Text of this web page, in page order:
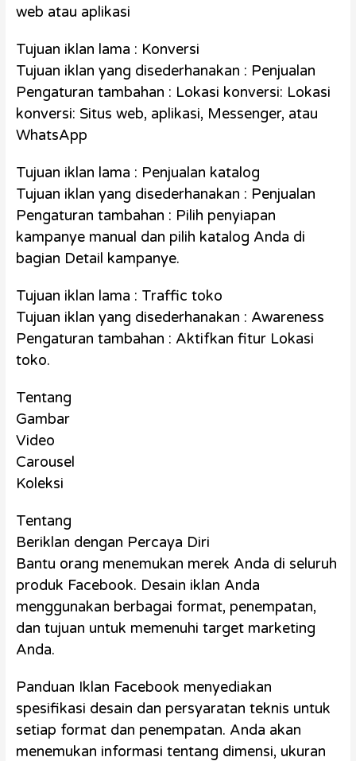
web atau aplikasi
Tujuan iklan lama : Konversi
Tujuan iklan yang disederhanakan : Penjualan
Pengaturan tambahan : Lokasi konversi: Lokasi
konversi: Situs web, aplikasi, Messenger, atau
WhatsApp
Tujuan iklan lama : Penjualan katalog
Tujuan iklan yang disederhanakan : Penjualan
Pengaturan tambahan : Pilih penyiapan
kampanye manual dan pilih katalog Anda di
bagian Detail kampanye.
Tujuan iklan lama : Traffic toko
Tujuan iklan yang disederhanakan : Awareness
Pengaturan tambahan : Aktifkan fitur Lokasi
toko.
Tentang
Gambar
Video
Carousel
Koleksi
Tentang
Beriklan dengan Percaya Diri
Bantu orang menemukan merek Anda di seluruh
produk Facebook. Desain iklan Anda
menggunakan berbagai format, penempatan,
dan tujuan untuk memenuhi target marketing
Anda.
Panduan Iklan Facebook menyediakan
spesifikasi desain dan persyaratan teknis untuk
setiap format dan penempatan. Anda akan
menemukan informasi tentang dimensi, ukuran